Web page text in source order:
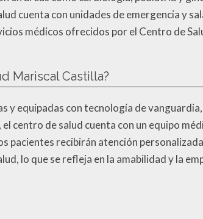
cuenta con unidades de emergencia y
médicos ofrecidos por el Centro de
Mariscal Castilla?
y equipadas con tecnología de
centro de salud cuenta con un equipo
pacientes recibirán atención
lo que se refleja en la amabilidad y la